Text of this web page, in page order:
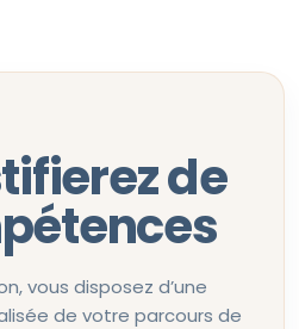
de
vous disposez d’une
de votre parcours de